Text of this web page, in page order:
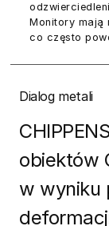
Monitory mają
co często
Dialog metali
obiektów
w wyniku